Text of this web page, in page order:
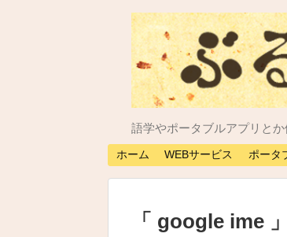
語学やポータブルアプリと
ホーム WEBサービス ポータ
google ime